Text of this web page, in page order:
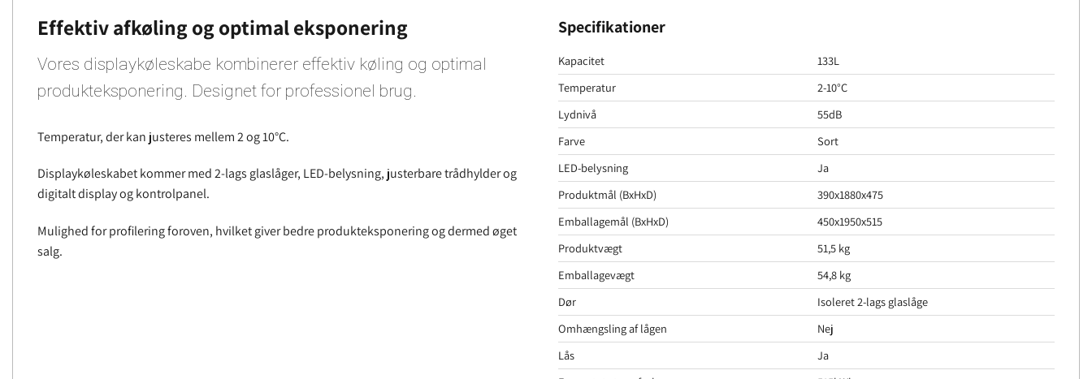
Effektiv afkøling og optimal eksponering
Vores displaykøleskabe kombinerer effektiv køling og optimal
produkteksponering. Designet for professionel brug.
Temperatur, der kan justeres mellem 2 og 10°C.
Displaykøleskabet kommer med 2-lags glaslåger, LED-belysning, justerbare trådhylder og
digitalt display og kontrolpanel.
Mulighed for profilering foroven, hvilket giver bedre produkteksponering og dermed øget
salg.
Specifikationer
Kapacitet
133L
Temperatur
2-10°C
Lydnivå
55dB
Farve
Sort
LED-belysning
Ja
Produktmål (BxHxD)
390x1880x475
Emballagemål (BxHxD)
450x1950x515
Produktvægt
51,5 kg
Emballagevægt
54,8 kg
Dør
Isoleret 2-lags glaslåge
Omhængsling af lågen
Nej
Lås
Ja